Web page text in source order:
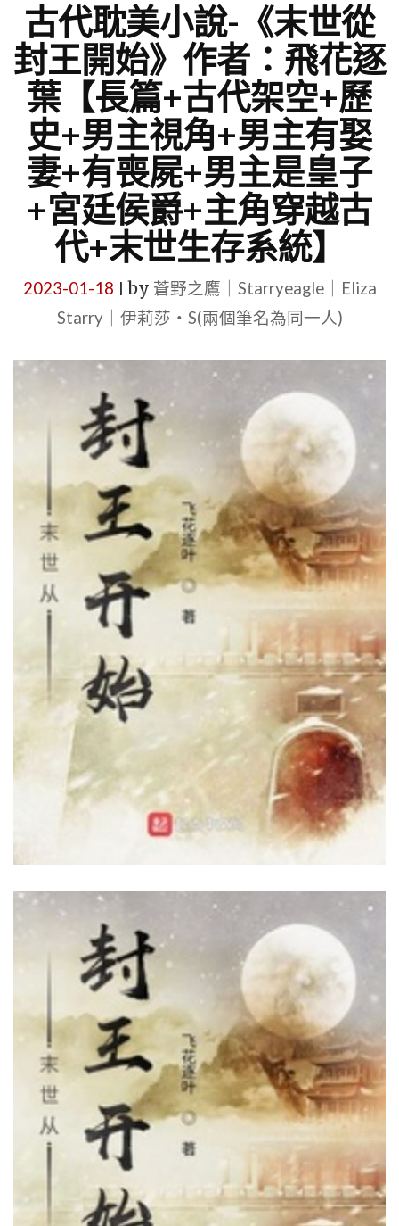
古代耽美小說-《末世從
封王開始》作者：飛花逐
葉【長篇+古代架空+歷
史+男主視角+男主有娶
妻+有喪屍+男主是皇子
+宮廷侯爵+主角穿越古
代+末世生存系統】
2023-01-18 by 蒼野之鷹｜Starryeagle｜Eliza
Starry｜伊莉莎・S(兩個筆名為同一人)